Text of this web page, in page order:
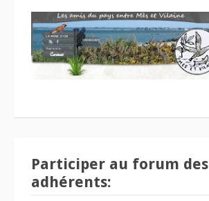
Participer au forum des
adhérents: